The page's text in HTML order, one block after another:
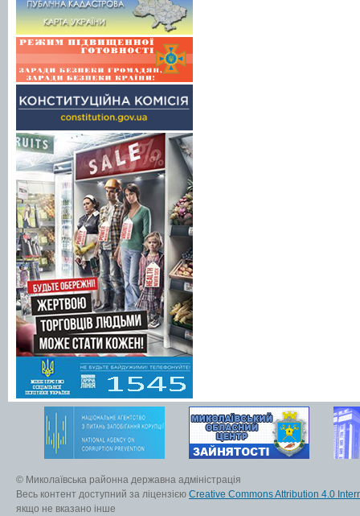
© Миколаївська районна державна адміністрація
Весь контент доступний за ліцензією Creative Commons Attribution 4.0
якщо не вказано інше